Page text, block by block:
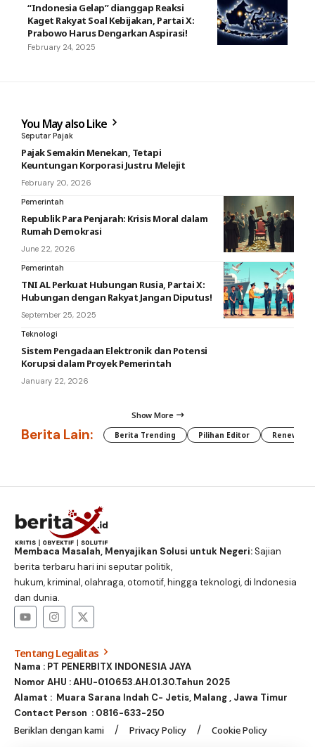
“Indonesia Gelap” dianggap Reaksi
Kaget Rakyat Soal Kebijakan, Partai X:
Prabowo Harus Dengarkan Aspirasi!
February 24, 2025
You May also Like
Seputar Pajak
Pajak Semakin Menekan, Tetapi
Keuntungan Korporasi Justru Melejit
February 20, 2026
Pemerintah
Republik Para Penjarah: Krisis Moral dalam
Rumah Demokrasi
June 22, 2026
Pemerintah
TNI AL Perkuat Hubungan Rusia, Partai X:
Hubungan dengan Rakyat Jangan Diputus!
September 25, 2025
Teknologi
Sistem Pengadaan Elektronik dan Potensi
Korupsi dalam Proyek Pemerintah
January 22, 2026
Show More
Berita Lain: Berita Trending Pilihan Editor
Membaca Masalah, Menyajikan Solusi untuk Negeri:Sajian
berita terbaru hari ini seputar politik,
hukum, kriminal, olahraga, otomotif, hingga teknologi, di Indonesia
dan dunia.
Tentang Legalitas
Nama : PT PENERBITX INDONESIA JAYA
Nomor AHU : AHU-010653.AH.01.30.Tahun 2025
Alamat : Muara Sarana Indah C- Jetis, Malang , Jawa Timur
Contact Person : 0816-633-250
Beriklan dengan kami Privacy Policy Cookie Policy